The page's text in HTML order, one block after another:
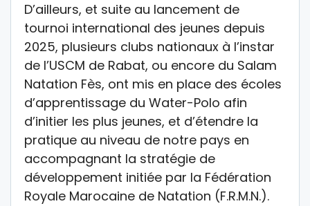
D’ailleurs, et suite au lancement de
tournoi international des jeunes depuis
2025, plusieurs clubs nationaux à l’instar
de l’USCM de Rabat, ou encore du Salam
Natation Fès, ont mis en place des écoles
d’apprentissage du Water-Polo afin
d’initier les plus jeunes, et d’étendre la
pratique au niveau de notre pays en
accompagnant la stratégie de
développement initiée par la Fédération
Royale Marocaine de Natation (F.R.M.N.).